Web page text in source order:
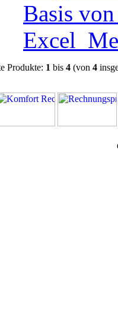
Basis
Excel
Produkte: 1 bis 4 (von 4